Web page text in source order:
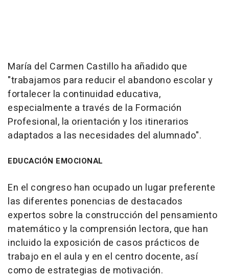
María del Carmen Castillo ha añadido que
"trabajamos para reducir el abandono escolar y
fortalecer la continuidad educativa,
especialmente a través de la Formación
Profesional, la orientación y los itinerarios
adaptados a las necesidades del alumnado".
EDUCACIÓN EMOCIONAL
En el congreso han ocupado un lugar preferente
las diferentes ponencias de destacados
expertos sobre la construcción del pensamiento
matemático y la comprensión lectora, que han
incluido la exposición de casos prácticos de
trabajo en el aula y en el centro docente, así
como de estrategias de motivación.